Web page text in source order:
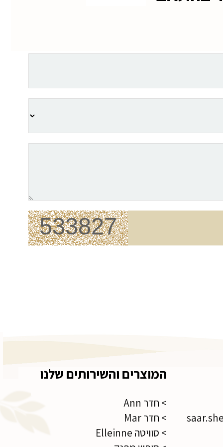
המוצרים והשירותים שלנו
> חדר Ann
> חדר Mar
> סוויטה Elleinne